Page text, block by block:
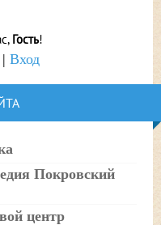
, Гость!
Вход
Покровский
центр